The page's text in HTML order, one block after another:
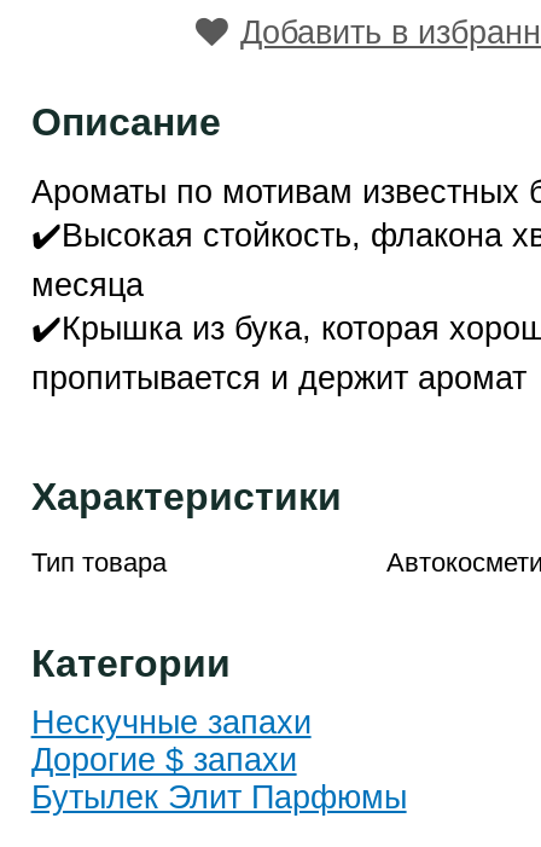
Добавить в
Описание
Ароматы по мотивам известных
✔️Высокая стойкость, флакона
месяца
✔️Крышка из бука, которая
пропитывается и держит аромат
Характеристики
Тип товара
Категории
Нескучные запахи
Дорогие $ запахи
Бутылек Элит Парфюмы